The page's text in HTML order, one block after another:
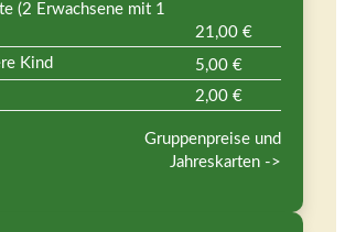
(2 Erwachsene mit 1
21,00 €
Kind
5,00 €
2,00 €
Gruppenpreise und
Jahreskarten ->